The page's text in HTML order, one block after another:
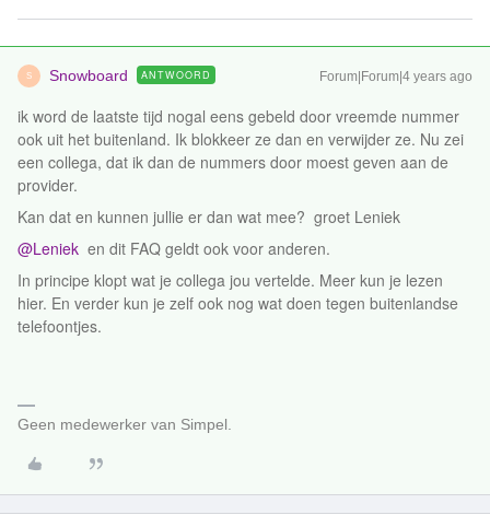
S Snowboard ANTWOORD Forum|Forum|4 years ago
ik word de laatste tijd nogal eens gebeld door vreemde nummer
ook uit het buitenland. Ik blokkeer ze dan en verwijder ze. Nu zei
een collega, dat ik dan de nummers door moest geven aan de
provider.
Kan dat en kunnen jullie er dan wat mee? groet Leniek
@Leniek en dit FAQ geldt ook voor anderen.
In principe klopt wat je collega jou vertelde. Meer kun je lezen
hier. En verder kun je zelf ook nog wat doen tegen buitenlandse
telefoontjes.
Geen medewerker van Simpel.